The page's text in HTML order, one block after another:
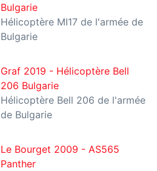
Bulgarie
Hélicoptère MI17 de l'armée de
Bulgarie
Graf 2019 - Hélicoptère Bell
206 Bulgarie
Hélicoptère Bell 206 de l'armée
de Bulgarie
Le Bourget 2009 - AS565
Panther